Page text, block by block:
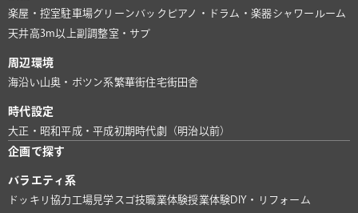
楽屋・控室駐車場グリーンバック ピアノ・ドラム・楽器シャワールーム
天井高3m以上副調整室・サブ
周辺環境
海沿い山奥・ポツン系繁華街住宅街田舎
時代設定
大正・昭和平成・平成初期時代劇（明治以前）
企画で探す
バラエティ系
ドッキリ協力 工場見学 スゴ技職業体験授業体験DIY・リフォーム